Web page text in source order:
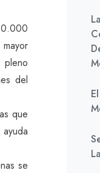
del
que
se